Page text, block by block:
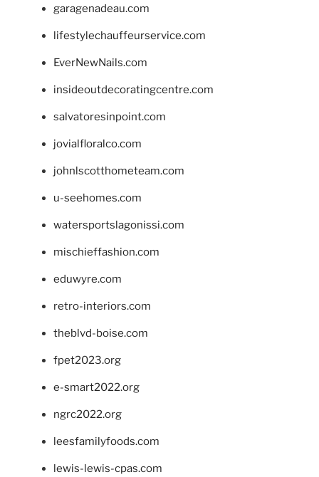
garagenadeau.com
lifestylechauffeurservice.com
EverNewNails.com
insideoutdecoratingcentre.com
salvatoresinpoint.com
jovialfloralco.com
johnlscotthometeam.com
u-seehomes.com
watersportslagonissi.com
mischieffashion.com
eduwyre.com
retro-interiors.com
theblvd-boise.com
fpet2023.org
e-smart2022.org
ngrc2022.org
leesfamilyfoods.com
lewis-lewis-cpas.com